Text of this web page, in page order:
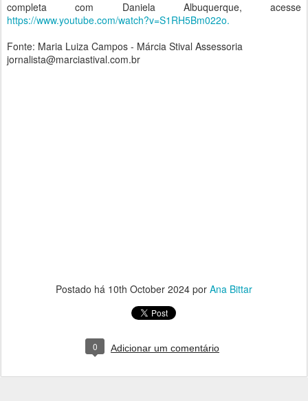
completa com Daniela Albuquerque, acesse
https://www.youtube.com/watch?v=S1RH5Bm022o.
Fonte: Maria Luiza Campos - Márcia Stival Assessoria
jornalista@marciastival.com.br
Postado há 10th October 2024 por Ana Bittar
0 Adicionar um comentário